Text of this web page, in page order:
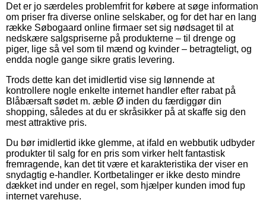
Det er jo særdeles problemfrit for købere at søge information
om priser fra diverse online selskaber, og for det har en lang
række Søbogaard online firmaer set sig nødsaget til at
nedskære salgspriserne på produkterne – til drenge og
piger, lige så vel som til mænd og kvinder – betragteligt, og
endda nogle gange sikre gratis levering.
Trods dette kan det imidlertid vise sig lønnende at
kontrollere nogle enkelte internet handler efter rabat på
Blåbærsaft sødet m. æble Ø inden du færdiggør din
shopping, således at du er skråsikker på at skaffe sig den
mest attraktive pris.
Du bør imidlertid ikke glemme, at ifald en webbutik udbyder
produkter til salg for en pris som virker helt fantastisk
fremragende, kan det tit være et karakteristika der viser en
snydagtig e-handler. Kortbetalinger er ikke desto mindre
dækket ind under en regel, som hjælper kunden imod fup
internet varehuse.